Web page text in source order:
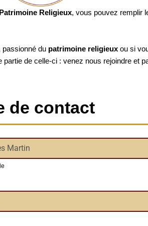
Religieux, vous pouvez remplir
passionné du patrimoine religieuxou si
partie de celle-ci : venez nous rejoindre et
de contact